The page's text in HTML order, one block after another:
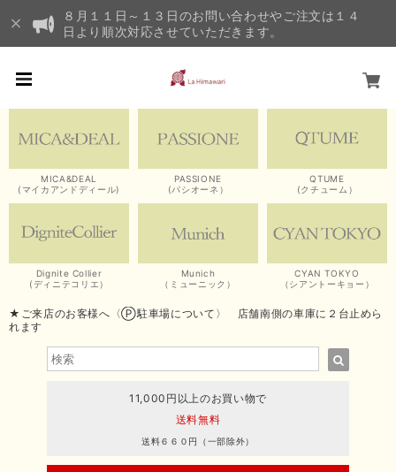
８月１１日～１３日のお問い合わせやご注文は１４
日より順次対応させていただきます。
MICA&DEAL
(マイカアンドディール)
PASSIONE
(パシオーネ）
QTUME
(クチューム）
Dignite Collier
(ディニテコリエ）
Munich
（ミューニック）
CYAN TOKYO
（シアントーキョー）
★ご来店のお客様へ〈Ⓟ駐車場について〉 店舗南側の車庫に２台止めら
れます
11,000円以上のお買い物で
送料無料
送料６６０円（一部除外）